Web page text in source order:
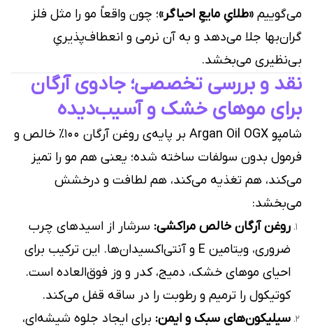
می‌گوییم «طلایِ مایعِ احیاگر»؛ چون واقعاً مو را مثل فلز
گران‌بها جلا می‌دهد و به آن نرمی و انعطاف‌پذیریِ
بی‌نظیری می‌بخشد.
نقد و بررسی تخصصی؛ جادوی آرگان
برای موهای خشک و آسیب‌دیده
شامپو Argan Oil OGX بر پایه‌ی روغن آرگان ۱۰۰٪ خالص و
فرمول بدون سولفات ساخته شده؛ یعنی هم مو را تمیز
می‌کند، هم تغذیه می‌کند، هم لطافت و درخشش
می‌بخشد:
روغن آرگان خالص مراکشی: سرشار از اسیدهای چرب
ضروری، ویتامین E و آنتی‌اکسیدان‌ها. این ترکیب برای
احیای موهای خشک، دمیج، کدر و وز فوق‌العاده است.
کوتیکول را ترمیم و رطوبت را در ساقه قفل می‌کند.
سیلیکون‌های سبک و ایمن: برای ایجاد جلوه شیشه‌ای،